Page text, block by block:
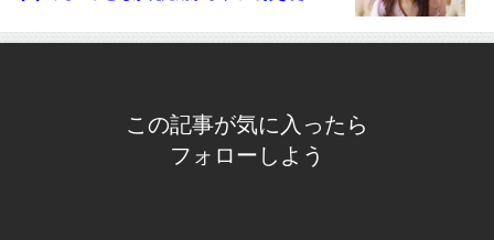
この記事が気に入ったら
フォローしよう